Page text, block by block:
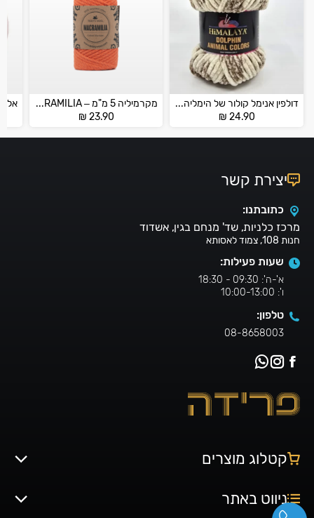
דולפין אנימל קולור של הימליה – DOLPHIN ANIMAL COLOR
₪ 24.90
מקרמיליה 5 מ"מ – MACRAMILIA
₪ 23.90
יצירת קשר
כתובתנו:
מרכז כלניות, שד' מנחם בגין, אשדוד
חנות 108, צמוד לאסותא
שעות פעילות:
א'-ה': 09:30 - 18:30
ו': 10:00-13:00
טלפון:
08-8658003
קטלוג מוצרים
ניווט באתר